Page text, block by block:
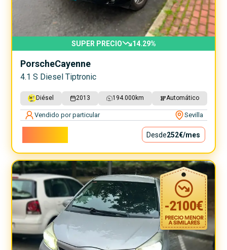
SUPER PRECIO 14.29%
PorscheCayenne
4.1 S Diesel Tiptronic
Diésel 2013 194.000 km Automático
Vendido por particular Sevilla
Desde252€/mes
-2100€